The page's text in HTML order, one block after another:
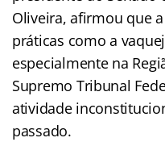
Oliveira, afirmou que
práticas como a
especialmente na
Supremo Tribunal
atividade
passado.